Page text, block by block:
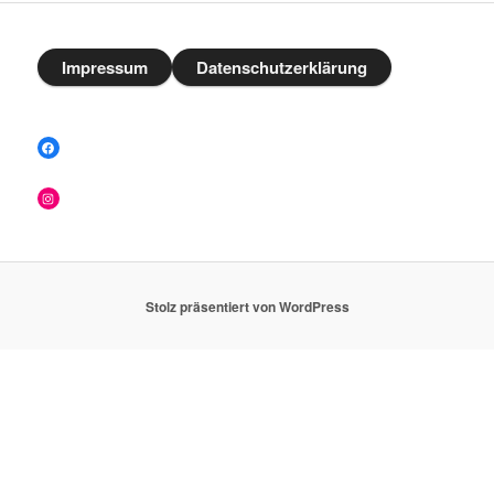
Impressum Datenschutzerklärung
Facebook
Instagram
Stolz präsentiert von WordPress